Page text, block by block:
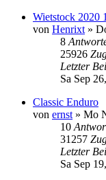
Wietstock 2020
von Henrixt »
8
25926
Letzter
Sa Sep
Classic Enduro
von ernst » Mo
10
31257
Letzter
Sa Sep